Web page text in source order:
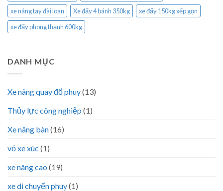
xe nâng tay đài loan
Xe đẩy 4 bánh 350kg
xe đẩy 150kg xếp gọn
xe đẩy phong thạnh 600kg
DANH MỤC
Xe nâng quay đổ phuy(13)
Thủy lực công nghiệp (1)
Xe nâng bàn(16)
vỏ xe xúc (1)
xe nâng cao (19)
xe di chuyển phuy(1)